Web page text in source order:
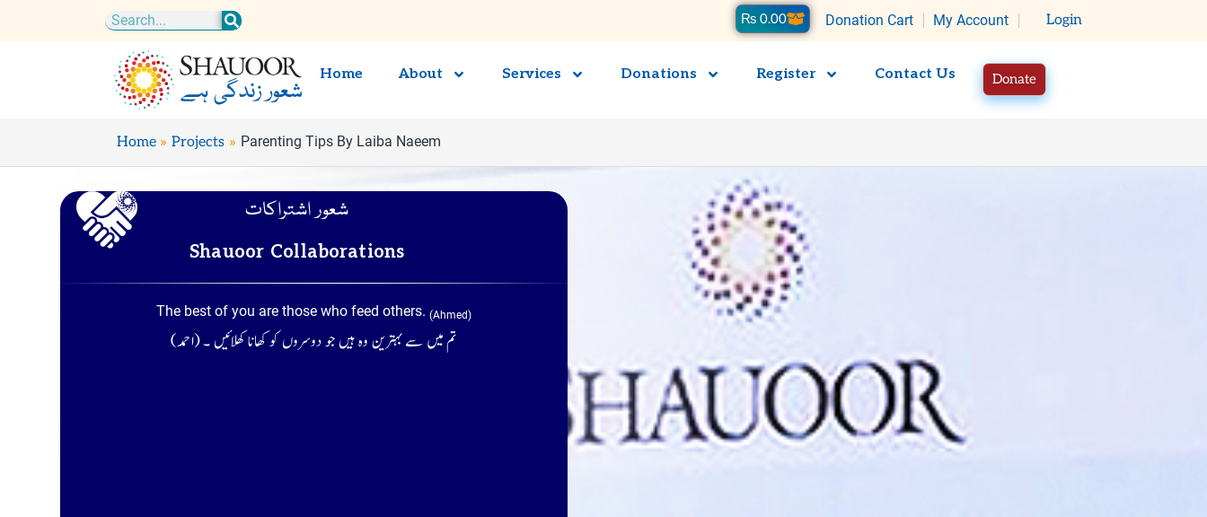
Search Donation Cart My Account Login
₨ 0.00Cart
Home About Services Donations Register Contact Us Donate
Home Projects Parenting Tips By Laiba Naeem
شعور اشتراکات
Shauoor Collaborations
The best of you are those who feed others. (Ahmed)
تم میں سے بہترین وہ ہیں جو دوسروں کو کھانا کھلائیں ۔ (احمد)